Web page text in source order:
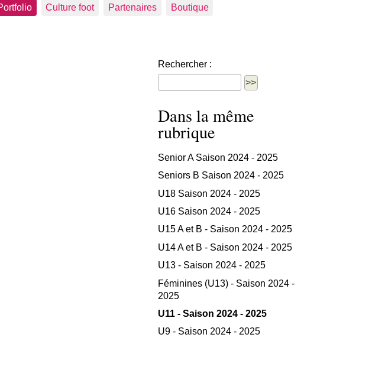
Culture foot Partenaires Boutique
Rechercher :
Dans la même
rubrique
Senior A Saison 2024 - 2025
Seniors B Saison 2024 - 2025
U18 Saison 2024 - 2025
U16 Saison 2024 - 2025
U15 A et B - Saison 2024 - 2025
U14 A et B - Saison 2024 - 2025
U13 - Saison 2024 - 2025
Féminines (U13) - Saison 2024 -
2025
U11 - Saison 2024 - 2025
U9 - Saison 2024 - 2025